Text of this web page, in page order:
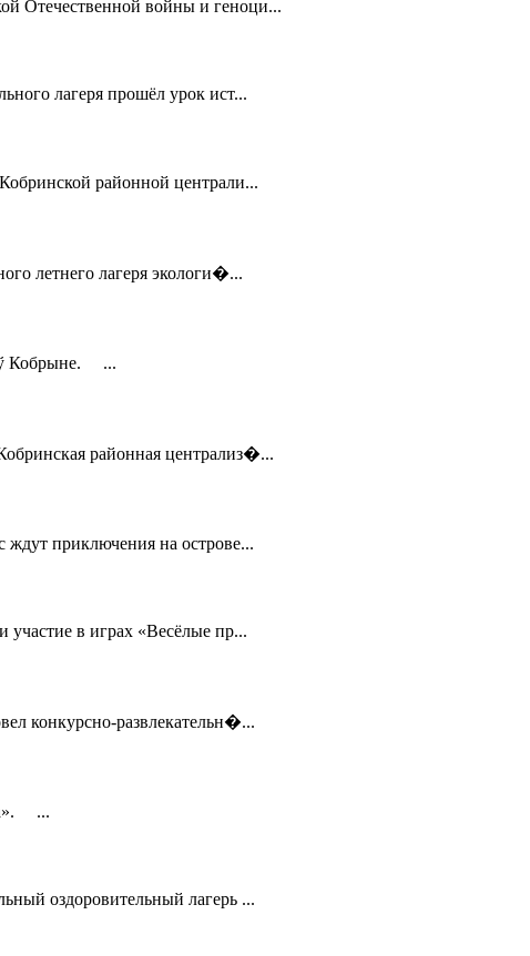
Отечественной войны и геноци...
лагеря прошёл урок ист...
районной централи...
летнего лагеря экологи�...
ў Кобрыне. ...
районная централиз�...
ждут приключения на острове...
участие в играх «Весёлые пр...
конкурсно-развлекательн�...
...
оздоровительный лагерь ...